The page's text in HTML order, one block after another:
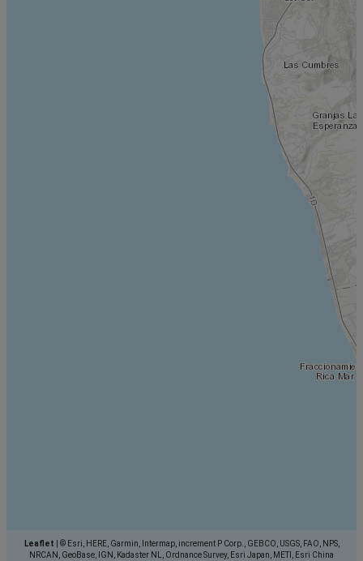
Leaflet
© Esri, HERE, Garmin, Intermap, increment P Corp., GEBCO, USGS, FAO, NPS,
NRCAN, GeoBase, IGN, Kadaster NL, Ordnance Survey, Esri Japan, METI, Esri China